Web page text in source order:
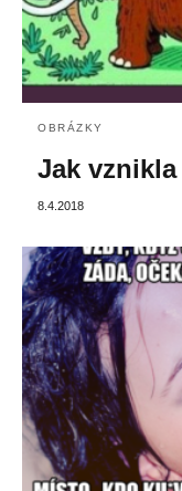
OBRÁZKY
Jak
8.4.2018